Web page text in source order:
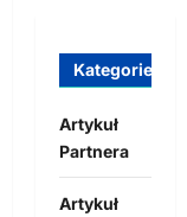
Kategorie
Artykuł
Partnera
Artykuł